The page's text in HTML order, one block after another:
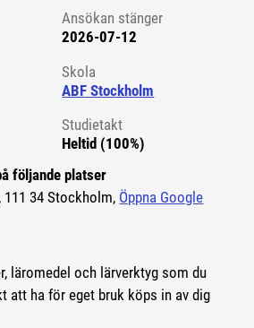
Ansökan stänger
2026-07-12
Skola
ABF Stockholm
Studietakt
Heltid (100%)
följande platser
111 34 Stockholm, Öppna Google
sida.)
läromedel och lärverktyg som du
att ha för eget bruk köps in av dig